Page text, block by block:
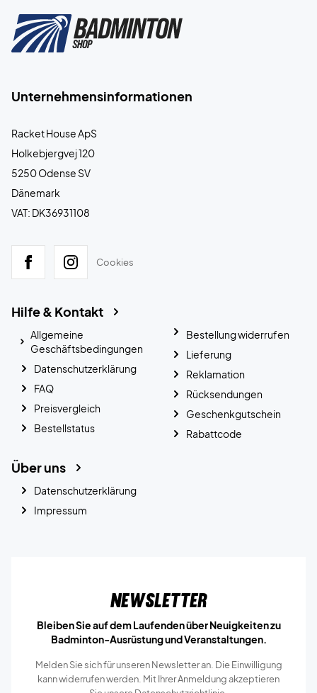
Unternehmensinformationen
Racket House ApS
Holkebjergvej 120
5250 Odense SV
Dänemark
VAT: DK36931108
Cookies
Hilfe & Kontakt
Allgemeine
Geschäftsbedingungen
Datenschutzerklärung
FAQ
Preisvergleich
Bestellstatus
Bestellung widerrufen
Lieferung
Reklamation
Rücksendungen
Geschenkgutschein
Rabattcode
Über uns
Datenschutzerklärung
Impressum
Newsletter
Bleiben Sie auf dem Laufenden über Neuigkeiten zu
Badminton-Ausrüstung und Veranstaltungen.
Melden Sie sich für unseren Newsletter an. Die Einwilligung
kann widerrufen werden. Mit Ihrer Anmeldung akzeptieren